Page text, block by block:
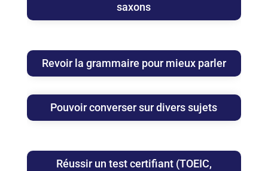
saxons
Revoir la grammaire pour mieux parler
Pouvoir converser sur divers sujets
Réussir un test certifiant (TOEIC,